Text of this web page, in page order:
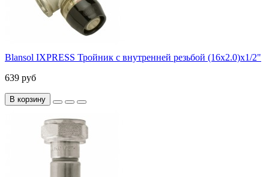
Blansol IXPRESS Тройник с внутренней резьбой (16х2.0)х1/2"
639 руб
В корзину